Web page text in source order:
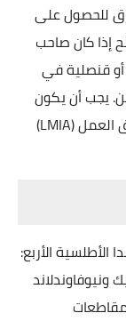
للحصول على
إذا كان صاحب
قنصلية في
يجب أن يكون
عرض العمل الصالح مدعومًا بتقييم تأثير سوق العمل (LMIA)
الأطلسية الأربع:
ونيوفاوندلاند